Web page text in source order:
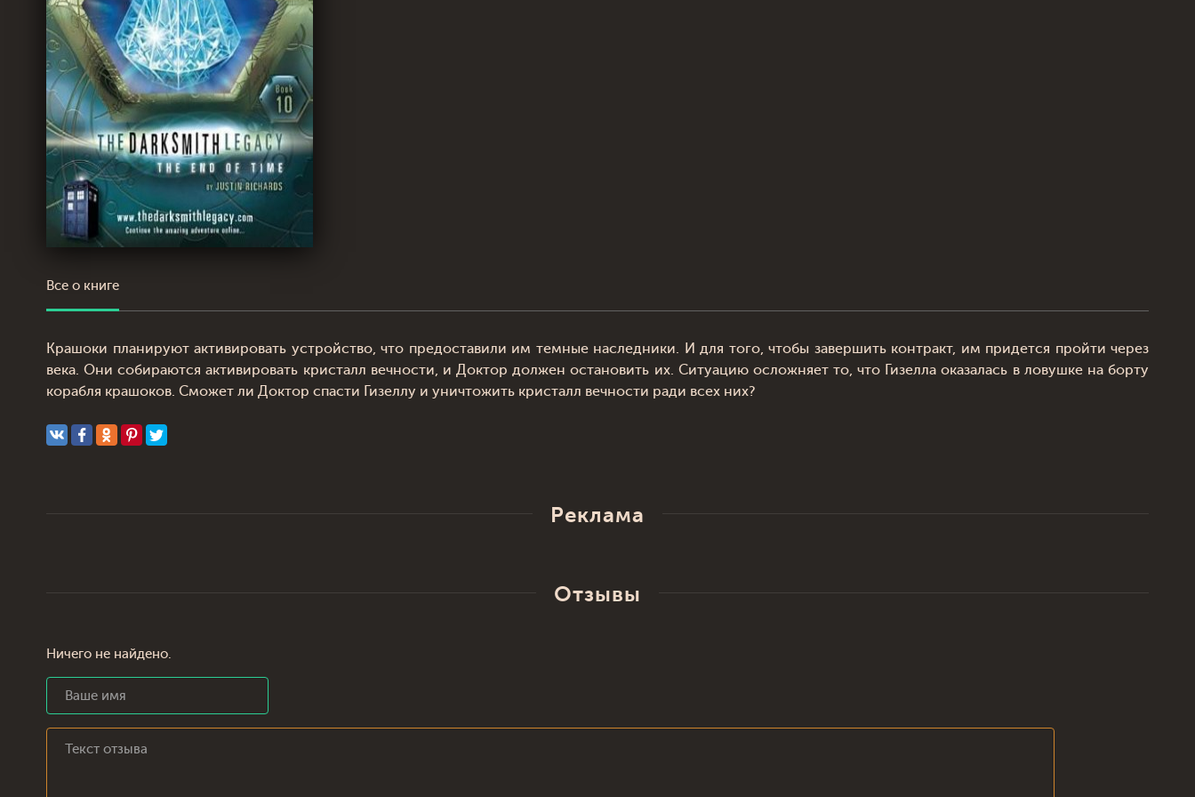
Все о книге
Крашоки планируют активировать устройство, что предоставили им темные наследники. И для того, чтобы завершить контракт, им придется пройти через
века. Они собираются активировать кристалл вечности, и Доктор должен остановить их. Ситуацию осложняет то, что Гизелла оказалась в ловушке на борту
корабля крашоков. Сможет ли Доктор спасти Гизеллу и уничтожить кристалл вечности ради всех них?
Реклама
Отзывы
Ничего не найдено.